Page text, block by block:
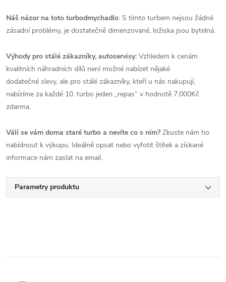
Náš názor na toto turbodmychadlo: S tímto turbem nejsou žádné
zásadní problémy, je dostatečně dimenzované, ložiska jsou bytelná.
Výhody pro stálé zákazníky, autoservisy: Vzhledem k cenám
kvalitních náhradních dílů není možné nabízet nějaké
dodatečné slevy, ale pro stálé zákazníky, kteří u nás nakupují,
nabízíme za každé 10. turbo jeden „repas“ v hodnotě 7.000Kč
zdarma.
Válí se vám doma staré turbo a nevíte co s ním?Zkuste nám ho
nabídnout k výkupu. Ideálně opsat nebo vyfotit štítek a získané
informace nám zaslat na email.
Parametry produktu